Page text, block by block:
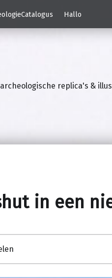
Hallo
archeologische replica's &
in een